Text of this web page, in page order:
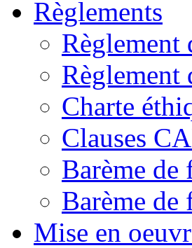
Règlements
Charte
Clauses
Barème de
Barème de
Mise en